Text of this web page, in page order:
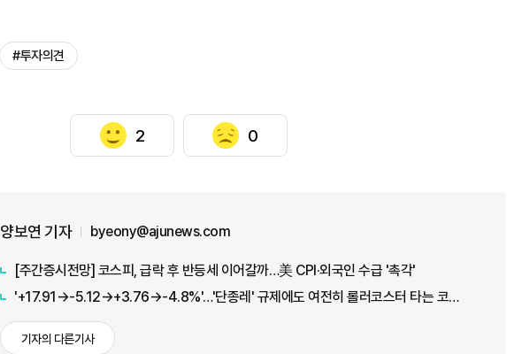
#투자의견
2 0
양보연 기자 byeony@ajunews.com
[주간증시전망] 코스피, 급락 후 반등세 이어갈까…美 CPI·외국인 수급 '촉각'
'+17.91→-5.12→+3.76→-4.8%'…'단종레' 규제에도 여전히 롤러코스터 타는 코스피
기자의 다른기사